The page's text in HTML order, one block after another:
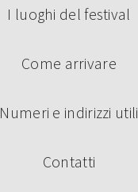
I luoghi del festival
Come arrivare
Numeri e indirizzi utili
Contatti